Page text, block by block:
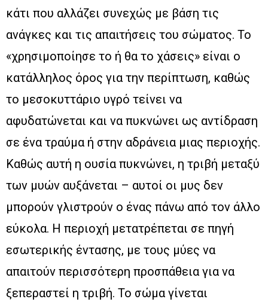
κάτι που αλλάζει συνεχώς με βάση τις
ανάγκες και τις απαιτήσεις του σώματος. Το
«χρησιμοποίησε το ή θα το χάσεις» είναι ο
κατάλληλος όρος για την περίπτωση, καθώς
το μεσοκυττάριο υγρό τείνει να
αφυδατώνεται και να πυκνώνει ως αντίδραση
σε ένα τραύμα ή στην αδράνεια μιας περιοχής.
Καθώς αυτή η ουσία πυκνώνει, η τριβή μεταξύ
των μυών αυξάνεται – αυτοί οι μυς δεν
μπορούν γλιστρούν ο ένας πάνω από τον άλλο
εύκολα. Η περιοχή μετατρέπεται σε πηγή
εσωτερικής έντασης, με τους μύες να
απαιτούν περισσότερη προσπάθεια για να
ξεπεραστεί η τριβή. Το σώμα γίνεται